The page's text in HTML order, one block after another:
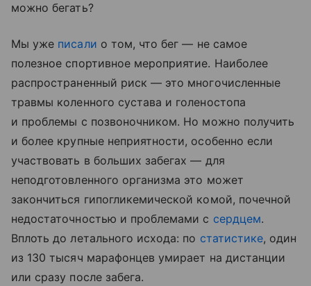
можно бегать?
Мы уже писали о том, что бег — не самое
полезное спортивное мероприятие. Наиболее
распространенный риск — это многочисленные
травмы коленного сустава и голеностопа
и проблемы с позвоночником. Но можно получить
и более крупные неприятности, особенно если
участвовать в больших забегах — для
неподготовленного организма это может
закончиться гипогликемической комой, почечной
недостаточностью и проблемами с сердцем.
Вплоть до летального исхода: по статистике, один
из 130 тысяч марафонцев умирает на дистанции
или сразу после забега.